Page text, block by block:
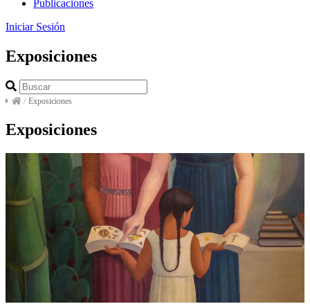
Publicaciones
Iniciar Sesión
Exposiciones
/ Exposiciones
Exposiciones